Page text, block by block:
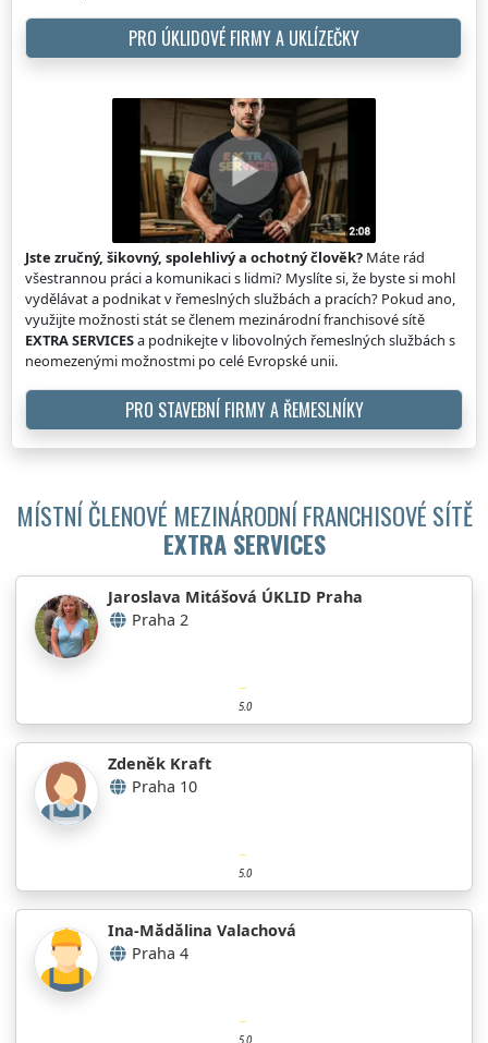
PRO ÚKLIDOVÉ FIRMY A UKLÍZEČKY
Jste zručný, šikovný, spolehlivý a ochotný člověk? Máte rád
všestrannou práci a komunikaci s lidmi? Myslíte si, že byste si mohl
vydělávat a podnikat v řemeslných službách a pracích? Pokud ano,
využijte možnosti stát se členem mezinárodní franchisové sítě
EXTRA SERVICESa podnikejte v libovolných řemeslných službách s
neomezenými možnostmi po celé Evropské unii.
PRO STAVEBNÍ FIRMY A ŘEMESLNÍKY
MÍSTNÍ ČLENOVÉ MEZINÁRODNÍ FRANCHISOVÉ SÍTĚ
EXTRA SERVICES
Jaroslava Mitášová ÚKLID Praha
Praha 2
5.0
Zdeněk Kraft
Praha 10
5.0
Ina-Mădălina Valachová
Praha 4